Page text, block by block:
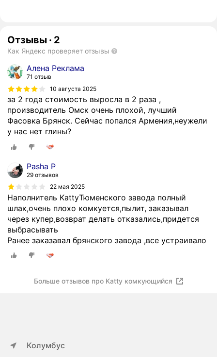
Отзывы · 2
Как Яндекс проверяет отзывы
Алена Реклама
71 отзыв
10 августа 2025
за 2 года стоимость выросла в 2 раза ,
производитель Омск очень плохой, лучший
Фасовка Брянск. Сейчас попался Армения,неужели
у нас нет глины?
Pasha P
29 отзывов
22 мая 2025
Наполнитель KattyТюменского завода полный
шлак,очень плохо комкуется,пылит, заказывал
через купер,возврат делать отказались,придется
выбрасывать
Ранее заказавал брянского завода ,все устраивало
Больше отзывов про Katty комкующийся
Колумбус